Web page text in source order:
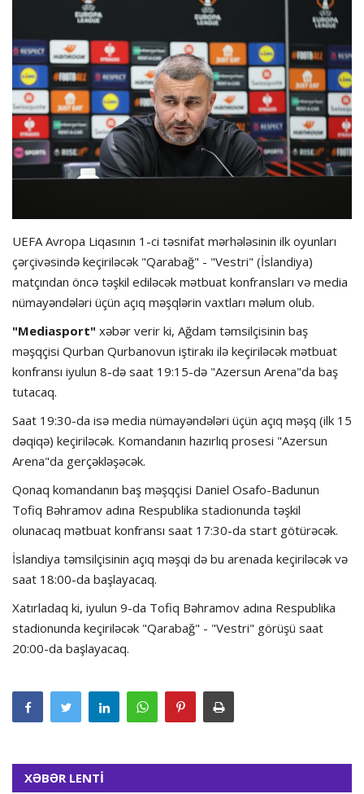
Hadisə
Olimpiada
Layihə
Formula 1
UEFA Avropa Liqasının 1-ci təsnifat mərhələsinin ilk oyunları
çərçivəsində keçiriləcək "Qarabağ" - "Vestri" (İslandiya)
matçından öncə təşkil ediləcək mətbuat konfransları və media
nümayəndələri üçün açıq məşqlərin vaxtları məlum olub.
"Mediasport" xəbər verir ki, Ağdam təmsilçisinin baş
məşqçisi Qurban Qurbanovun iştirakı ilə keçiriləcək mətbuat
konfransı iyulun 8-də saat 19:15-də "Azersun Arena"da baş
tutacaq.
Saat 19:30-da isə media nümayəndələri üçün açıq məşq (ilk 15
dəqiqə) keçiriləcək. Komandanın hazırlıq prosesi "Azersun
Arena"da gerçəkləşəcək.
Qonaq komandanın baş məşqçisi Daniel Osafo-Badunun
Tofiq Bəhramov adına Respublika stadionunda təşkil
olunacaq mətbuat konfransı saat 17:30-da start götürəcək.
İslandiya təmsilçisinin açıq məşqi də bu arenada keçiriləcək və
saat 18:00-da başlayacaq.
Xatırladaq ki, iyulun 9-da Tofiq Bəhramov adına Respublika
stadionunda keçiriləcək "Qarabağ" - "Vestri" görüşü saat
20:00-da başlayacaq.
XƏBƏR LENTİ